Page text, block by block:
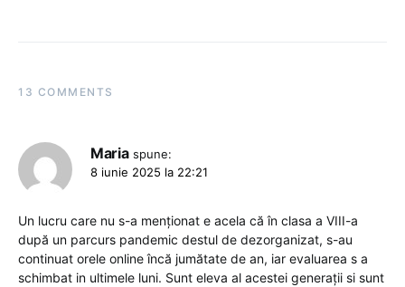
13 COMMENTS
Maria spune:
8 iunie 2025 la 22:21
Un lucru care nu s-a menționat e acela că în clasa a VIII-a
după un parcurs pandemic destul de dezorganizat, s-au
continuat orele online încă jumătate de an, iar evaluarea s a
schimbat in ultimele luni. Sunt eleva al acestei generații si sunt